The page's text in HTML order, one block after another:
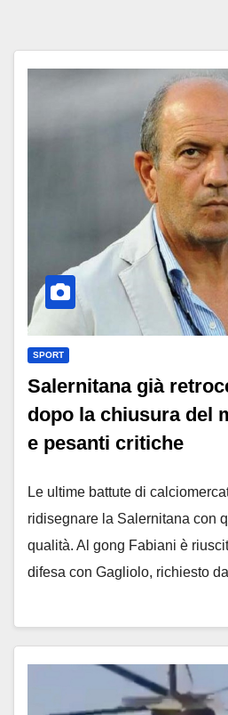
SPORT
Salernitana già
dopo la chiusura del
e pesanti critiche
Le ultime battute di
ridisegnare la Salernitana con
qualità. Al gong Fabiani è
difesa con Gagliolo, richiesto